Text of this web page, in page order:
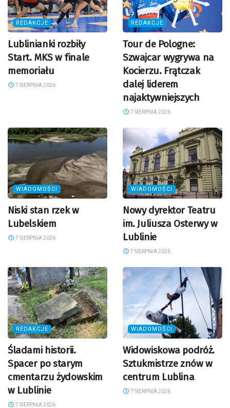
REDAKCJE
Lublinianki rozbiły
Start. MKS w finale
memoriału
7 SIERPNIA 2026
REDAKCJE
Tour de Pologne:
Szwajcar wygrywa na
Kocierzu. Frątczak
dalej liderem
najaktywniejszych
7 SIERPNIA 2026
WIADOMOŚCI
Niski stan rzek w
Lubelskiem
7 SIERPNIA 2026
WIADOMOŚCI
Nowy dyrektor Teatru
im. Juliusza Osterwy w
Lublinie
7 SIERPNIA 2026
REDAKCJE
Śladami historii.
Spacer po starym
cmentarzu żydowskim
w Lublinie
7 SIERPNIA 2026
WIADOMOŚCI
Widowiskowa podróż.
Sztukmistrze znów w
centrum Lublina
7 SIERPNIA 2026